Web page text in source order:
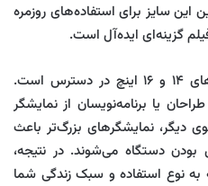
سایز برای استفاده‌های روزمره
گزینه‌ای ایده‌آل است.
در مقابل، مک بوک پرو با اندازه‌های ۱۴ و ۱۶ اینچ در دسترس است.
یا برنامه‌نویسان از نمایشگر
دیگر، نمایشگرهای بزرگ‌تر باعث
دستگاه می‌شوند. در نتیجه،
به نوع استفاده و سبک زندگی شما